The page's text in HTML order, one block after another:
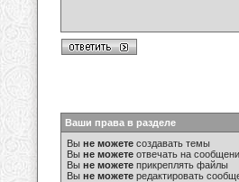
Ваши права в разделе
Вы не можете создавать темы
Вы не можете отвечать на
Вы не можете прикреплять файлы
Вы не можете редактировать